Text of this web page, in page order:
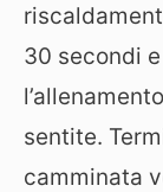
30 secondi
sentite.
camminata